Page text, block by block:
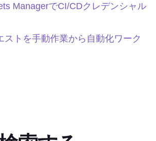
ManagerでCI/CDクレデンシャル
ストを手動作業から自動化ワーク